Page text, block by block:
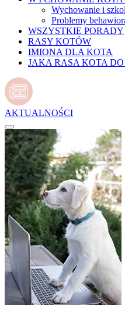
Wychowanie i
Problemy
WSZYSTKIE PORADY
RASY KOTÓW
IMIONA DLA KOTA
JAKA RASA KOTA DO
AKTUALNOŚCI